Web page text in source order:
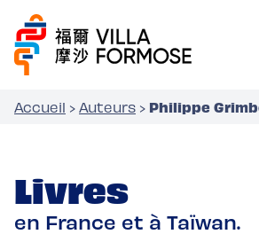
Accueil › Auteurs › Philippe
Livres
en France et à Taïwan.